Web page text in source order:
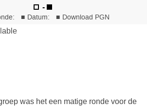
was het een matige ronde voor de